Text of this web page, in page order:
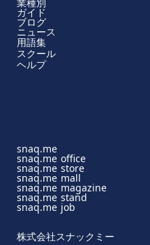
ガイド
ブログ
ニュース
用語集
スクール
ヘルプ
snaq.me
snaq.me office
snaq.me store
snaq.me mall
snaq.me magazine
snaq.me stand
snaq.me job
株式会社スナックミー